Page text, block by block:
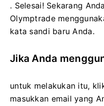
. Selesai! Sekarang
Olymptrade
kata sandi baru Anda.
Jika Anda
untuk melakukan itu,
masukkan email yang